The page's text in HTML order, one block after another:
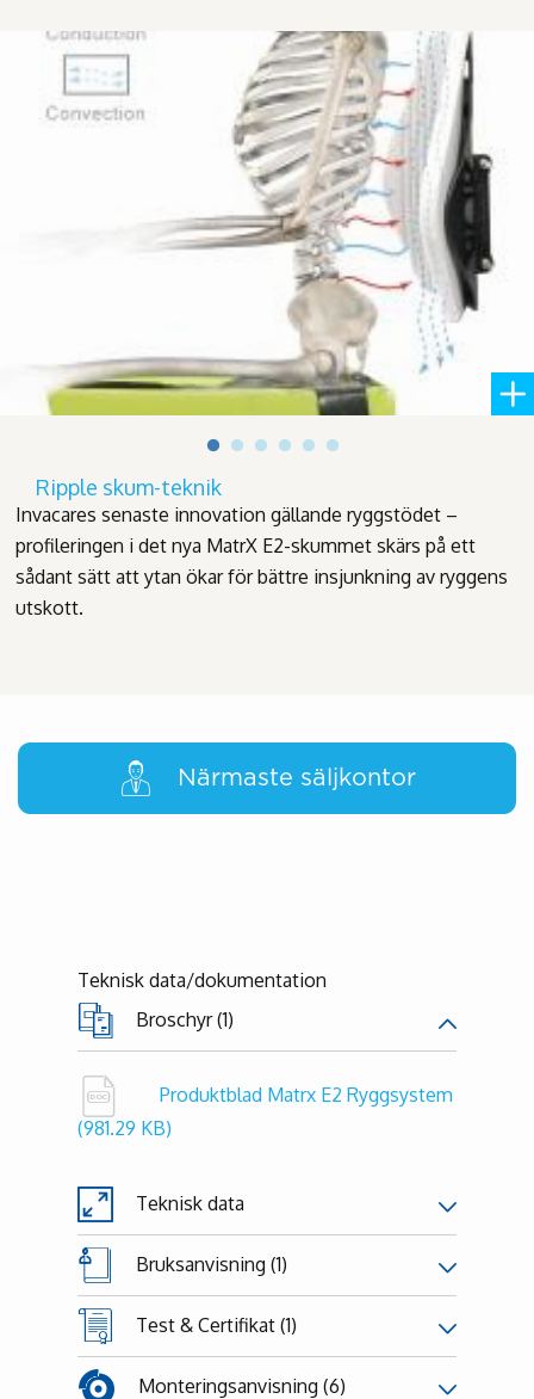
Ripple skum-teknik
Invacares senaste innovation gällande ryggstödet –
profileringen i det nya MatrX E2-skummet skärs på ett
sådant sätt att ytan ökar för bättre insjunkning av ryggens
utskott.
Närmaste säljkontor
Teknisk data/dokumentation
Broschyr (1)
Produktblad Matrx E2 Ryggsystem
(981.29 KB)
Teknisk data
Bruksanvisning (1)
Test & Certifikat (1)
Monteringsanvisning (6)